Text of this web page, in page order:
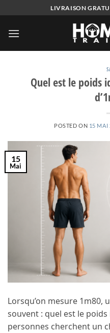
to
content
LIVRAISON
Quel est le poids
POSTED ON 15 MAI
15
Mai
Lorsqu’on mesure 1m80,
souvent : quel est le poids
personnes cherchent un